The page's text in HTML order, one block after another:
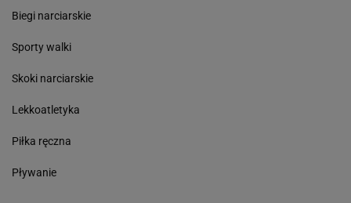
Biegi narciarskie
Sporty walki
Skoki narciarskie
Lekkoatletyka
Piłka ręczna
Pływanie